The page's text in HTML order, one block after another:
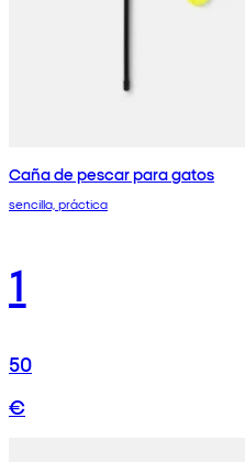
Caña de pescar para gatos
sencilla, práctica
1
50
€